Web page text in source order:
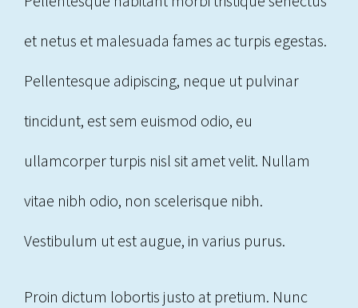
et netus et malesuada fames ac turpis egestas.
Pellentesque adipiscing, neque ut pulvinar
tincidunt, est sem euismod odio, eu
ullamcorper turpis nisl sit amet velit. Nullam
vitae nibh odio, non scelerisque nibh.
Vestibulum ut est augue, in varius purus.
Proin dictum lobortis justo at pretium. Nunc